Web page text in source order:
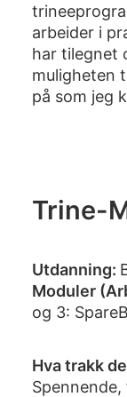
arbeider i
har tilegnet
muligheten
på som jeg
Trine-
Utdanning:
Moduler
og 3:
Hva trakk